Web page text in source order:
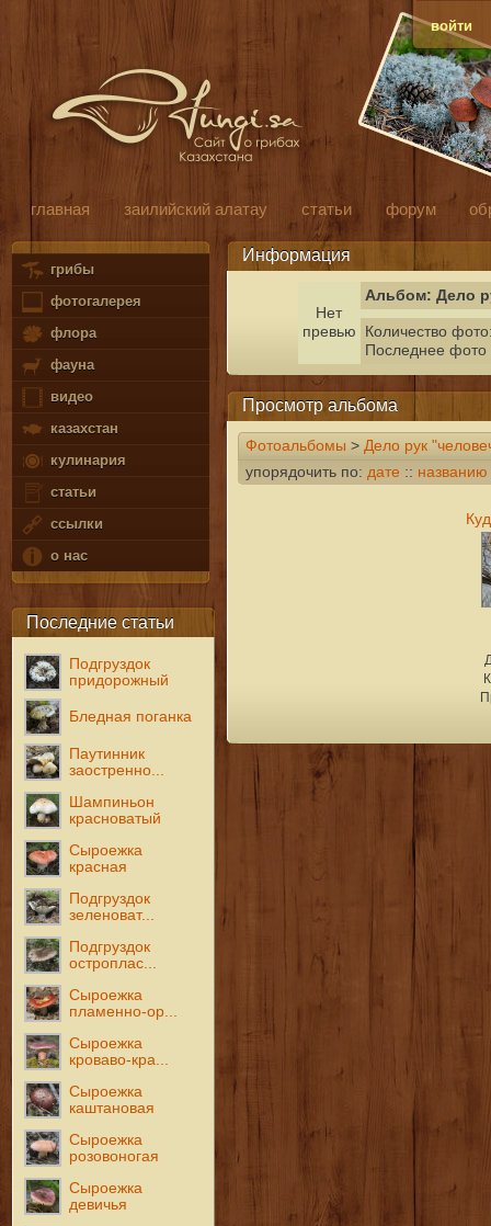
войти
главная заилийский алатау статьи форум
грибы
фотогалерея
флора
фауна
видео
казахстан
кулинария
статьи
ссылки
о нас
Последние статьи
Подгруздок
придорожный
Бледная поганка
Паутинник
заостренно...
Шампиньон
красноватый
Сыроежка
красная
Подгруздок
зеленоват...
Подгруздок
остроплас...
Сыроежка
пламенно-ор...
Сыроежка
кроваво-кра...
Сыроежка
каштановая
Сыроежка
розовоногая
Сыроежка
девичья
Информация
Нет
превью
Альбом: Дело
Количество
Последнее
Просмотр альбома
Фотоальбомы > Дело рук
упорядочить по: дате :: названию